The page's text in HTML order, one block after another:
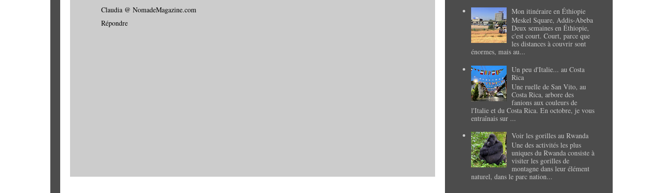
Claudia @ NomadeMagazine.com
Répondre
Mon itinéraire en Éthiopie
Meskel Square, Addis-Abeba
Deux semaines en Éthiopie,
c'est court. Court, parce que
les distances à couvrir sont
énormes, mais au...
Un peu d'Italie... au Costa
Rica
Une ruelle de San Vito, au
Costa Rica, arbore des
fanions aux couleurs de
l'Italie et du Costa Rica. En octobre, je vous
entraînais sur ...
Voir les gorilles au Rwanda
Une des activités les plus
uniques du Rwanda consiste à
visiter les gorilles de
montagne dans leur élément
naturel, dans le parc nation...